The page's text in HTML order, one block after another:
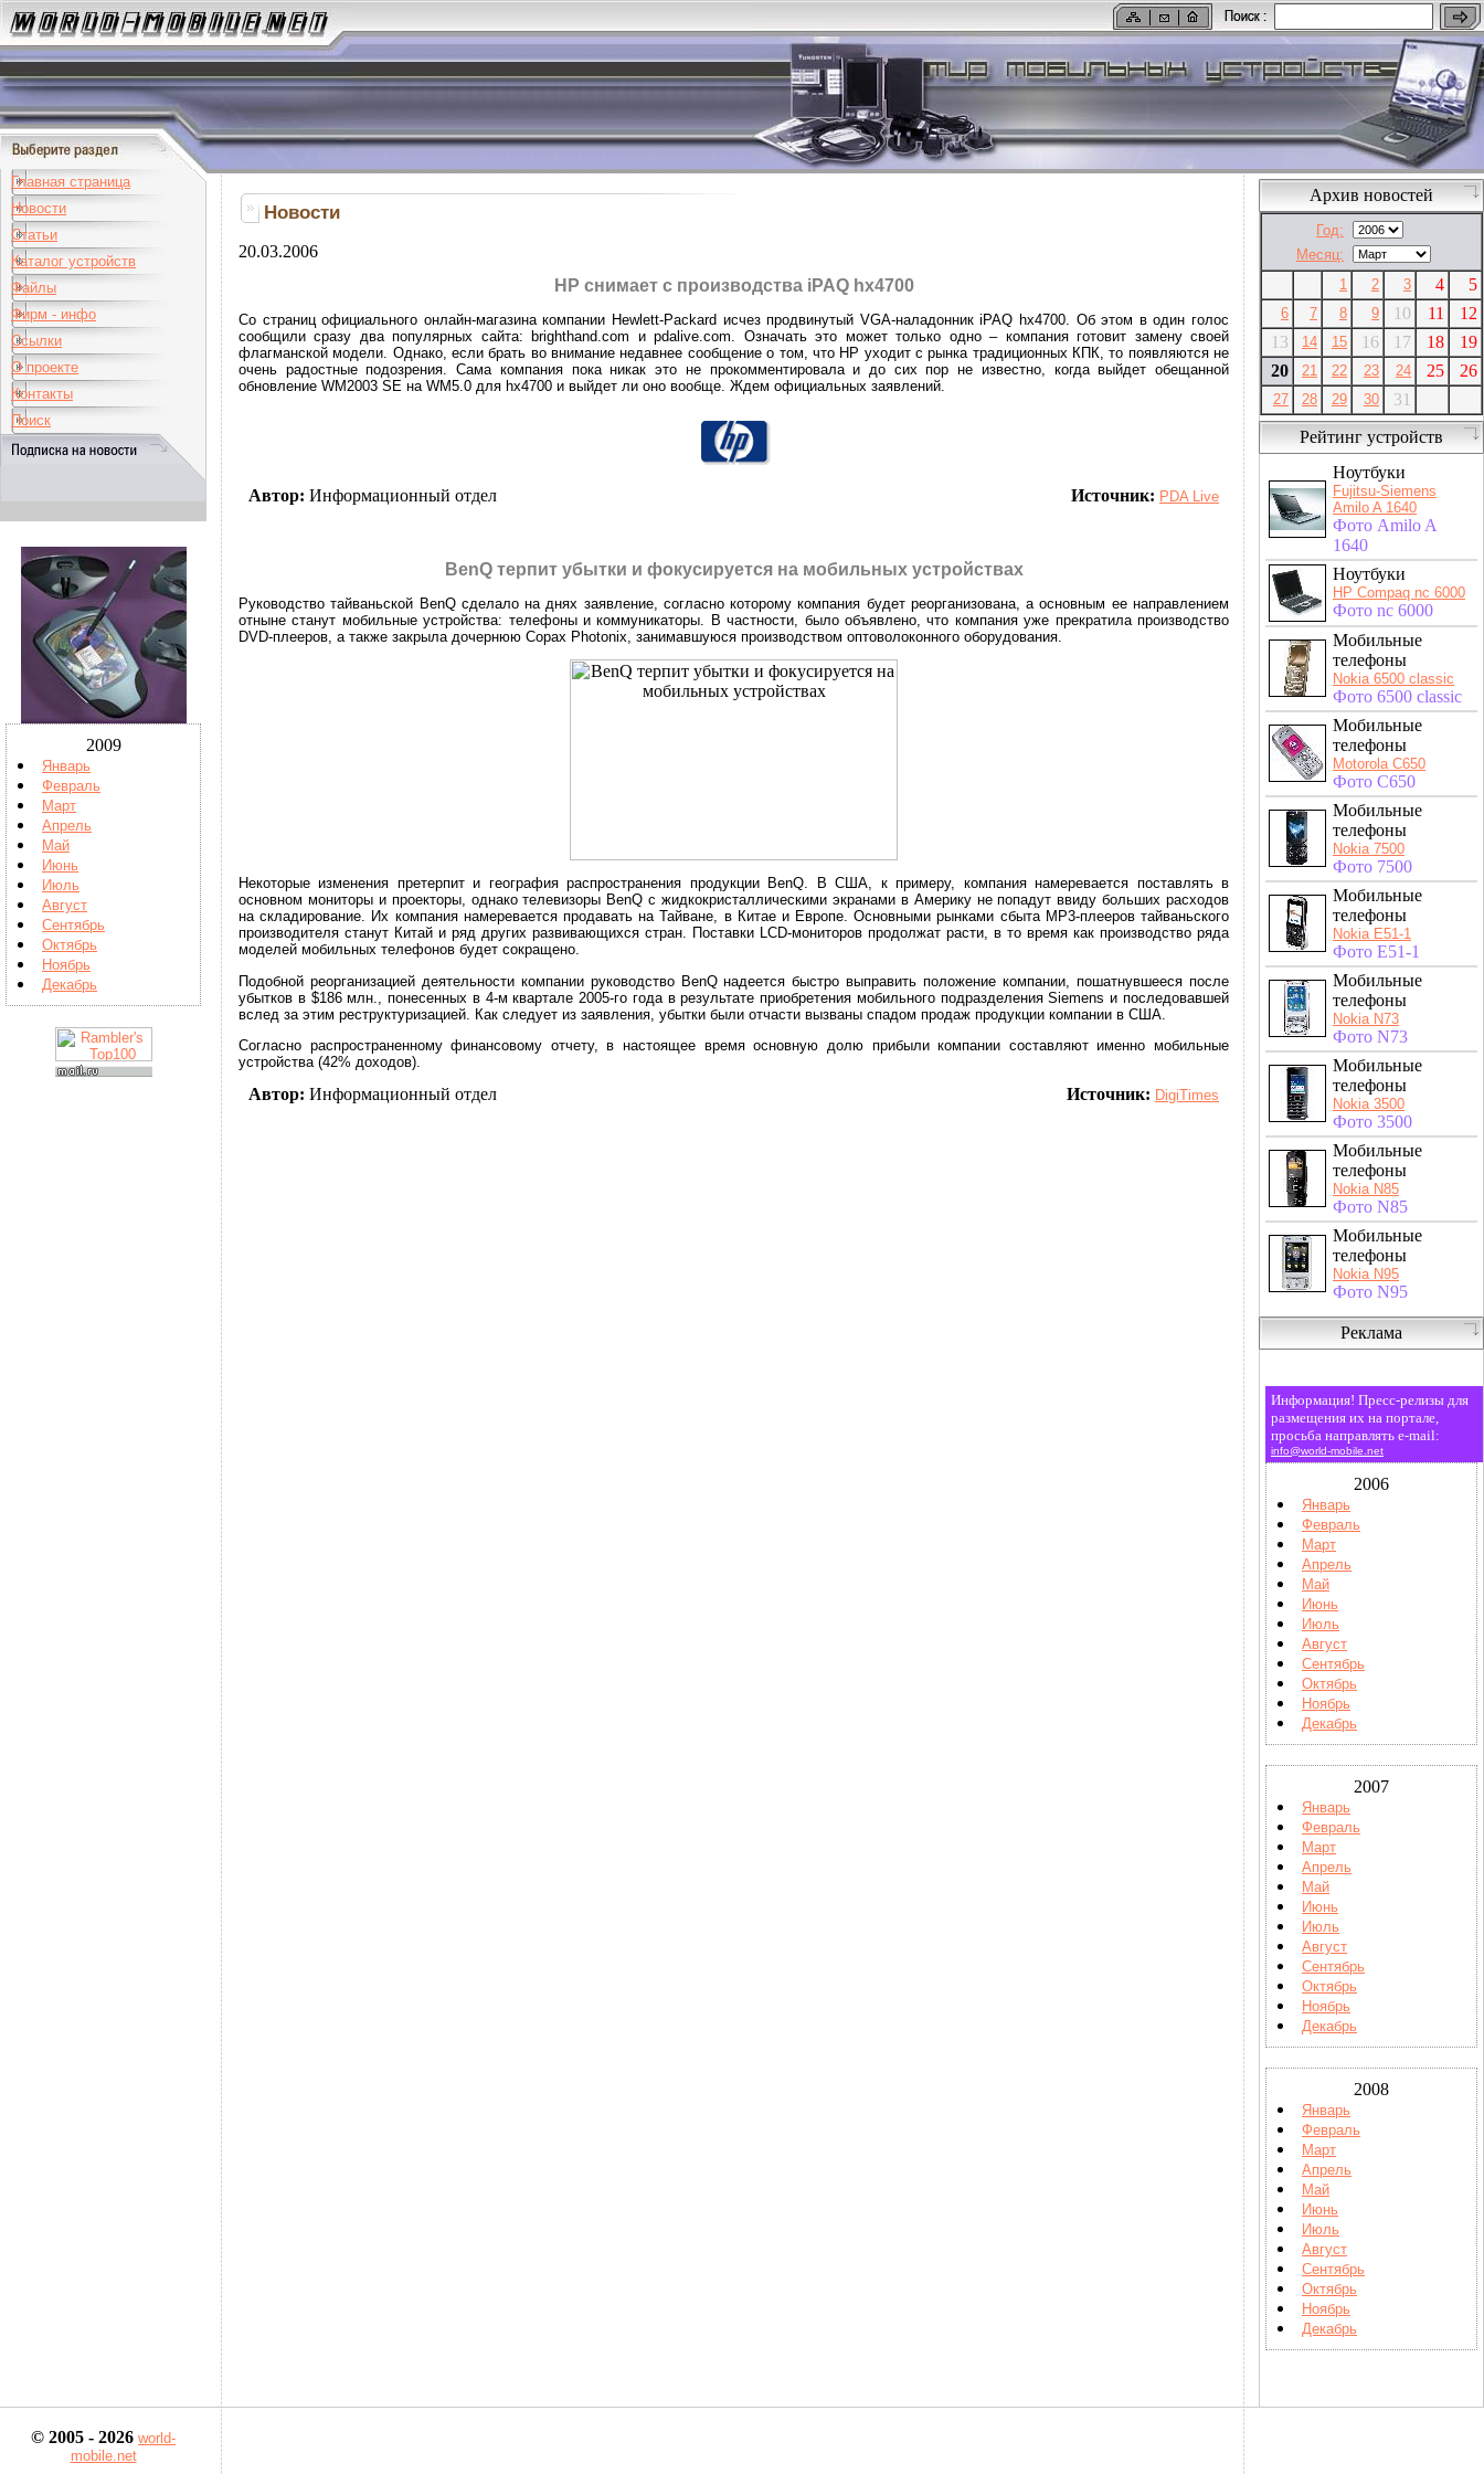
Главная страница
Новости
Статьи
Каталог устройств
Файлы
Фирм - инфо
Ссылки
О проекте
Контакты
Поиск
2009
Январь
Февраль
Март
Апрель
Май
Июнь
Июль
Август
Сентябрь
Октябрь
Ноябрь
Декабрь
Новости
20.03.2006
HP снимает с производства iPAQ hx4700
Со страниц официального онлайн-магазина компании Hewlett-Packard исчез продвинутый VGA-наладонник iPAQ hx4700. Об этом в один голос
сообщили сразу два популярных сайта: brighthand.com и pdalive.com. Означать это может только одно – компания готовит замену своей
флагманской модели. Однако, если брать во внимание недавнее сообщение о том, что HP уходит с рынка традиционных КПК, то появляются не
очень радостные подозрения. Сама компания пока никак это не прокомментировала и до сих пор не известно, когда выйдет обещанной
обновление WM2003 SE на WM5.0 для hx4700 и выйдет ли оно вообще. Ждем официальных заявлений.
Автор: Информационный отдел Источник: PDA Live
BenQ терпит убытки и фокусируется на мобильных устройствах
Руководство тайваньской BenQ сделало на днях заявление, согласно которому компания будет реорганизована, а основным ее направлением
отныне станут мобильные устройства: телефоны и коммуникаторы. В частности, было объявлено, что компания уже прекратила производство
DVD-плееров, а также закрыла дочернюю Copax Photonix, занимавшуюся производством оптоволоконного оборудования.
Некоторые изменения претерпит и география распространения продукции BenQ. В США, к примеру, компания намеревается поставлять в
основном мониторы и проекторы, однако телевизоры BenQ с жидкокристаллическими экранами в Америку не попадут ввиду больших расходов
на складирование. Их компания намеревается продавать на Тайване, в Китае и Европе. Основными рынками сбыта MP3-плееров тайваньского
производителя станут Китай и ряд других развивающихся стран. Поставки LCD-мониторов продолжат расти, в то время как производство ряда
моделей мобильных телефонов будет сокращено.
Подобной реорганизацией деятельности компании руководство BenQ надеется быстро выправить положение компании, пошатнувшееся после
убытков в $186 млн., понесенных в 4-м квартале 2005-го года в результате приобретения мобильного подразделения Siemens и последовавшей
вслед за этим реструктуризацией. Как следует из заявления, убытки были отчасти вызваны спадом продаж продукции компании в США.
Согласно распространенному финансовому отчету, в настоящее время основную долю прибыли компании составляют именно мобильные
устройства (42% доходов).
Автор: Информационный отдел Источник: DigiTimes
Архив новостей
Год:
Месяц:
1
2 3 4 5
6 7 8 9 10 11
12
13
14 15 16 17 18
19
20
21 22 23 24 25 26
27 28 29 30
31
Рейтинг устройств
Ноутбуки
Fujitsu-Siemens
Amilo A 1640
Фото Amilo A
1640
Ноутбуки
HP Compaq nc 6000
Фото nc 6000
Мобильные
телефоны
Nokia 6500 classic
Фото 6500 classic
Мобильные
телефоны
Motorola C650
Фото C650
Мобильные
телефоны
Nokia 7500
Фото 7500
Мобильные
телефоны
Nokia E51-1
Фото E51-1
Мобильные
телефоны
Nokia N73
Фото N73
Мобильные
телефоны
Nokia 3500
Фото 3500
Мобильные
телефоны
Nokia N85
Фото N85
Мобильные
телефоны
Nokia N95
Фото N95
Реклама
Информация! Пресс-релизы для
размещения их на портале,
просьба направлять e-mail:
info@world-mobile.net
2006
Январь
Февраль
Март
Апрель
Май
Июнь
Июль
Август
Сентябрь
Октябрь
Ноябрь
Декабрь
2007
Январь
Февраль
Март
Апрель
Май
Июнь
Июль
Август
Сентябрь
Октябрь
Ноябрь
Декабрь
2008
Январь
Февраль
Март
Апрель
Май
Июнь
Июль
Август
Сентябрь
Октябрь
Ноябрь
Декабрь
© 2005 - 2026 world-
mobile.net